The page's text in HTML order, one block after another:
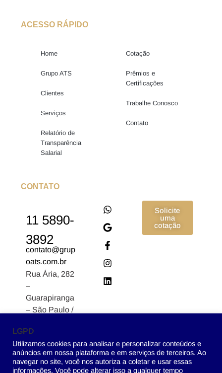
ACESSO RÁPIDO
Home
Grupo ATS
Clientes
Serviços
Relatório de
Transparência
Salarial
Cotação
Prêmios e
Certificações
Trabalhe Conosco
Contato
CONTATO
11 5890-
3892
contato@grup
oats.com.br
Rua Ária, 282
–
Guarapiranga
– São Paulo /
04902-170
Solicite
uma
cotação
LGPD
Utilizamos cookies para analisar e personalizar conteúdos e
anúncios em nossa plataforma e em serviços de terceiros. Ao
navegar no site, você nos autoriza a coletar e usar essas
informações. Você pode alterar isso a qualquer tempo